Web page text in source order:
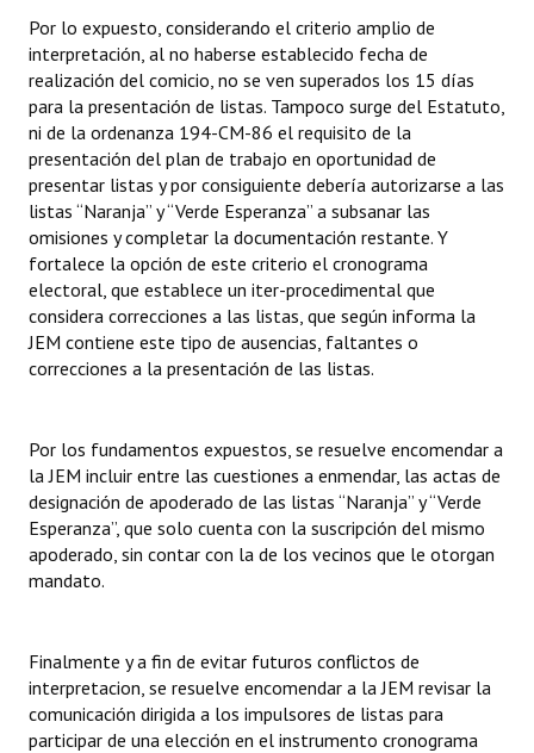
Por lo expuesto, considerando el criterio amplio de
interpretación, al no haberse establecido fecha de
realización del comicio, no se ven superados los 15 días
para la presentación de listas. Tampoco surge del Estatuto,
ni de la ordenanza 194-CM-86 el requisito de la
presentación del plan de trabajo en oportunidad de
presentar listas y por consiguiente debería autorizarse a las
listas “Naranja” y “Verde Esperanza” a subsanar las
omisiones y completar la documentación restante. Y
fortalece la opción de este criterio el cronograma
electoral, que establece un iter-procedimental que
considera correcciones a las listas, que según informa la
JEM contiene este tipo de ausencias, faltantes o
correcciones a la presentación de las listas.
Por los fundamentos expuestos, se resuelve encomendar a
la JEM incluir entre las cuestiones a enmendar, las actas de
designación de apoderado de las listas “Naranja” y “Verde
Esperanza”, que solo cuenta con la suscripción del mismo
apoderado, sin contar con la de los vecinos que le otorgan
mandato.
Finalmente y a fin de evitar futuros conflictos de
interpretacion, se resuelve encomendar a la JEM revisar la
comunicación dirigida a los impulsores de listas para
participar de una elección en el instrumento cronograma